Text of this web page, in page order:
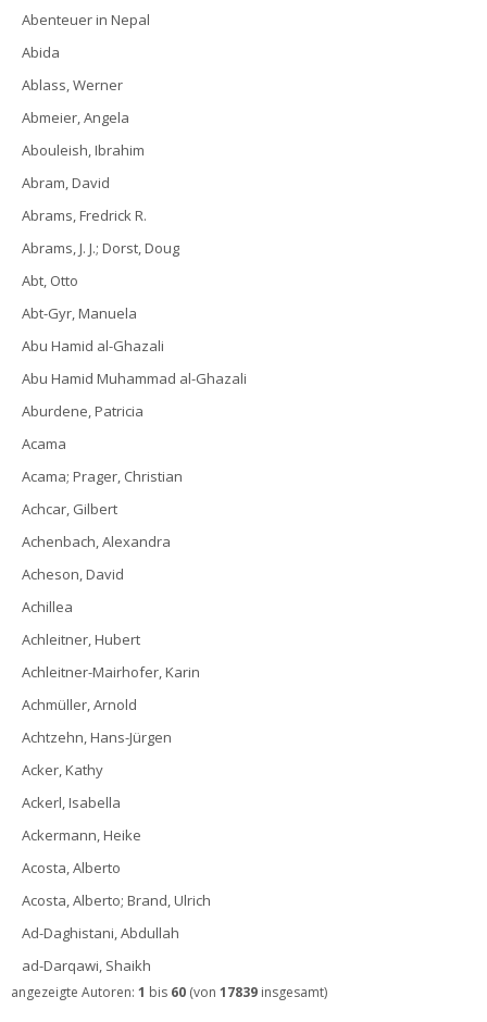
Abenteuer in Nepal
Abida
Ablass, Werner
Abmeier, Angela
Abouleish, Ibrahim
Abram, David
Abrams, Fredrick R.
Abrams, J. J.; Dorst, Doug
Abt, Otto
Abt-Gyr, Manuela
Abu Hamid al-Ghazali
Abu Hamid Muhammad al-Ghazali
Aburdene, Patricia
Acama
Acama; Prager, Christian
Achcar, Gilbert
Achenbach, Alexandra
Acheson, David
Achillea
Achleitner, Hubert
Achleitner-Mairhofer, Karin
Achmüller, Arnold
Achtzehn, Hans-Jürgen
Acker, Kathy
Ackerl, Isabella
Ackermann, Heike
Acosta, Alberto
Acosta, Alberto; Brand, Ulrich
Ad-Daghistani, Abdullah
ad-Darqawi, Shaikh
angezeigte Autoren: 1 bis 60 (von 17839 insgesamt)